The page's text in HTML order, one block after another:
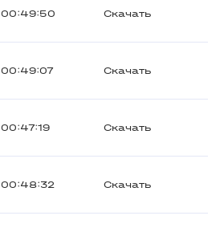
00:49:50 Скачать
00:49:07 Скачать
00:47:19 Скачать
00:48:32 Скачать